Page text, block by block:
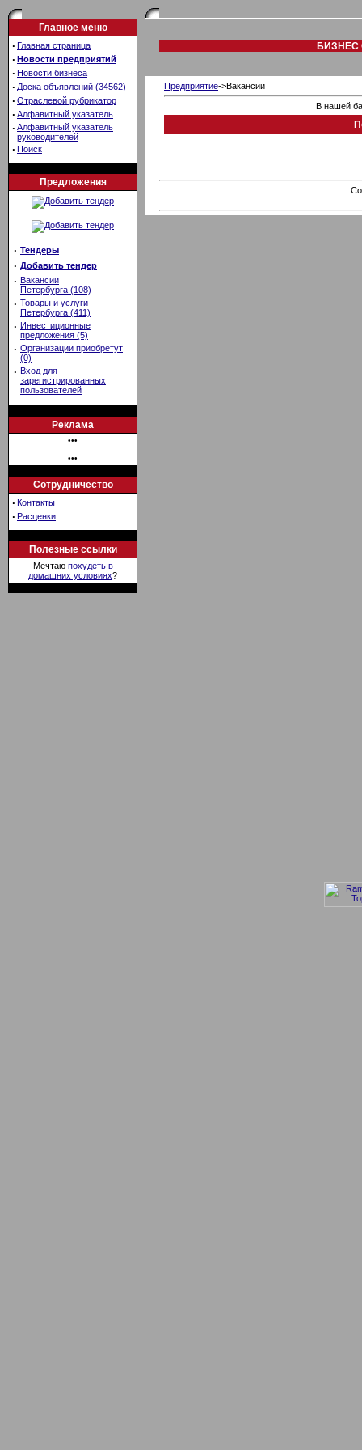
Главное меню
· Главная страница
· Новости предприятий
· Новости бизнеса
· Доска объявлений (34562)
· Отраслевой рубрикатор
· Алфавитный указатель
· Алфавитный указатель
руководителей
· Поиск
Предложения
· Тендеры
· Добавить тендер
· Вакансии
Петербурга (108)
· Товары и услуги
Петербурга (411)
· Инвестиционные
предложения (5)
· Организации приобретут
(0)
· Вход для
зарегистрированных
пользователей
Реклама
•••
•••
Сотрудничество
· Контакты
· Расценки
Полезные ссылки
Мечтаю похудеть в
домашних условиях?
БИЗНЕС
Предприятие->Вакансии
В нашей